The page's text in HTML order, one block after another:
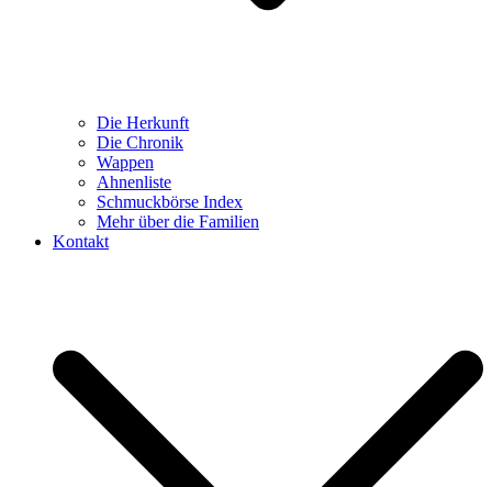
Die Herkunft
Die Chronik
Wappen
Ahnenliste
Schmuckbörse Index
Mehr über die Familien
Kontakt